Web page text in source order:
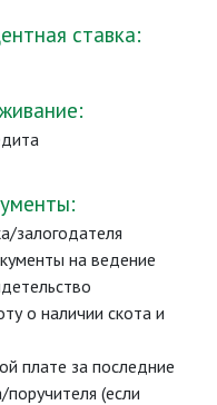
ставка:
залогодателя
на ведение
о наличии скота и
плате за последние
(если